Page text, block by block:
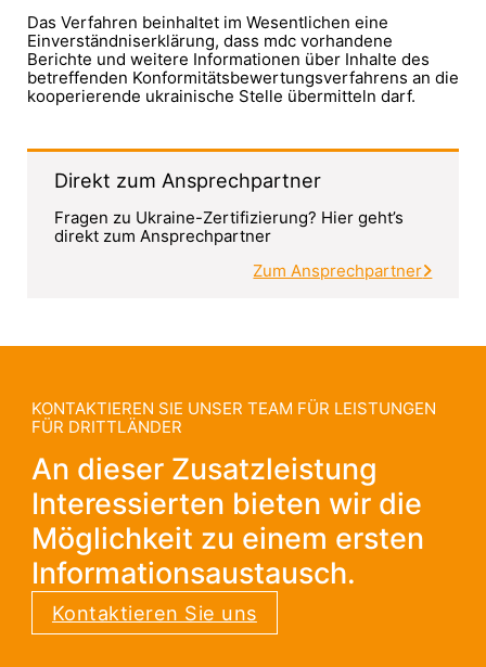
Das Verfahren beinhaltet im Wesentlichen eine
Einverständniserklärung, dass mdc vorhandene
Berichte und weitere Informationen über Inhalte des
betreffenden Konformitätsbewertungsverfahrens an die
kooperierende ukrainische Stelle übermitteln darf.
Direkt zum Ansprechpartner
Fragen zu Ukraine-Zertifizierung? Hier geht’s
direkt zum Ansprechpartner
Zum Ansprechpartner
An dieser Zusatzleistung
Interessierten bieten wir die
Möglichkeit zu einem ersten
Informationsaustausch.
KONTAKTIEREN SIE UNSER TEAM FÜR LEISTUNGEN
FÜR DRITTLÄNDER
Kontaktieren Sie uns